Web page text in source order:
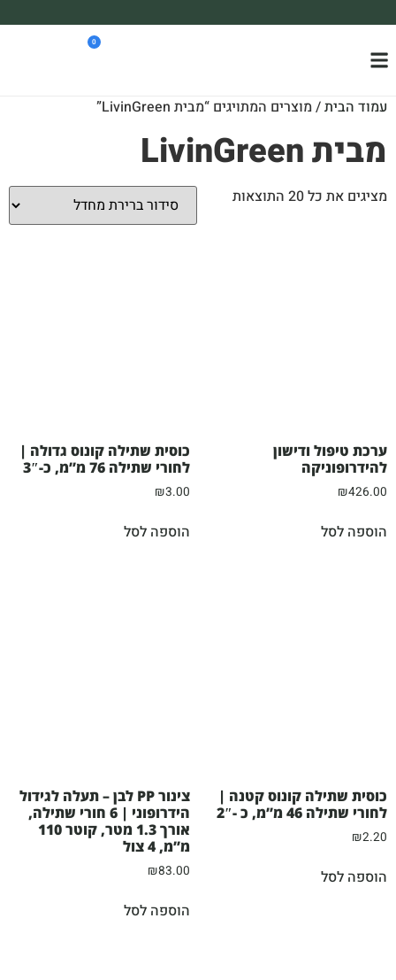
0
עמוד הבית/ מוצרים המתויגים “מבית LivinGreen”
מבית LivinGreen
מציגים את כל ⁦20⁩ התוצאות
ערכת טיפול ודישון
להידרופוניקה
₪426.00
הוספה לסל
כוסית שתילה קונוס גדולה |
לחורי שתילה 76 מ”מ, כ-3″
₪3.00
הוספה לסל
כוסית שתילה קונוס קטנה |
לחורי שתילה 46 מ”מ, כ -2″
₪2.20
הוספה לסל
צינור PP לבן – תעלה לגידול
הידרופוני | 6 חורי שתילה,
אורך 1.3 מטר, קוטר 110
מ”מ, 4 צול
₪83.00
הוספה לסל